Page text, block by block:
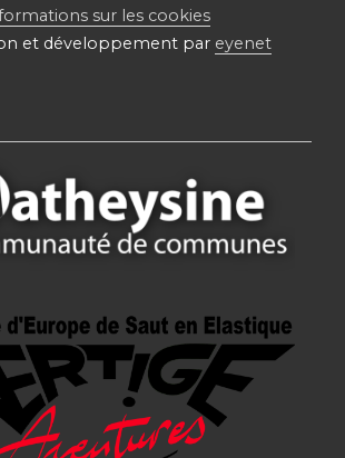
sur les cookies
et développement par eyenet